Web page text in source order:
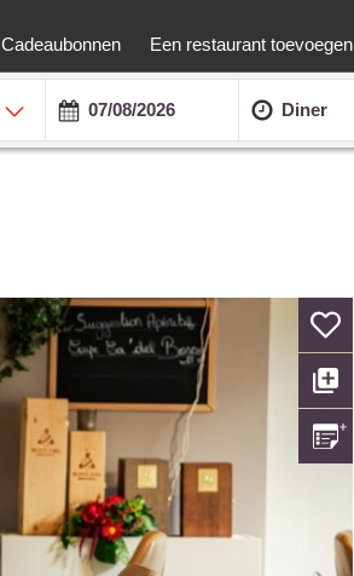
Cadeaubonnen Een restaurant toevoegen
Diner